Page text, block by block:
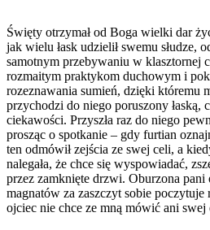
Święty otrzymał od Boga wielki dar
jak wielu łask udzielił swemu słudze,
samotnym przebywaniu w klasztornej
rozmaitym praktykom duchowym i
rozeznawania sumień, dzięki któremu
przychodzi do niego poruszony łaską,
ciekawości. Przyszła raz do niego
prosząc o spotkanie – gdy furtian
ten odmówił zejścia ze swej celi, a
nalegała, że chce się wyspowiadać,
przez zamknięte drzwi. Oburzona pani
magnatów za zaszczyt sobie poczytuje
ojciec nie chce ze mną mówić ani swej